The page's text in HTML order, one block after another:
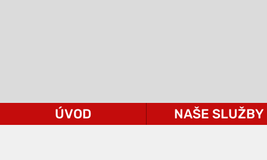
ÚVOD NAŠE SLUŽBY